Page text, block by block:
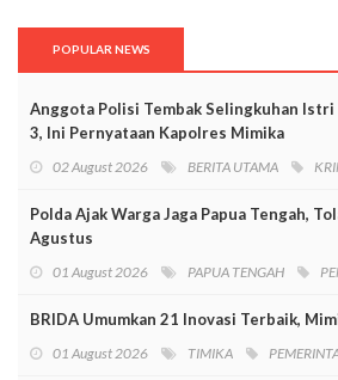
POPULAR NEWS
Anggota Polisi Tembak Selingkuhan
3, Ini Pernyataan Kapolres Mimika
02 August 2026 BERITA UTAMA
Polda Ajak Warga Jaga Papua Tengah,
Agustus
01 August 2026 PAPUA TENGAH
BRIDA Umumkan 21 Inovasi Terbaik,
01 August 2026 TIMIKA